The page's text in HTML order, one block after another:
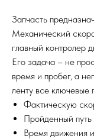
Запчасть
Механический
главный контролер
Его задача – не
время и пробег, а
ленту все ключевые
Фактическую
Пройденный
Время движения